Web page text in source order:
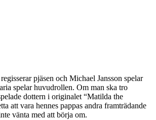
pjäsen och Michael Jansson spelar
spelar huvudrollen. Om man ska tro
dottern i originalet “Matilda the
att vara hennes pappas andra framträdande
vänta med att börja om.